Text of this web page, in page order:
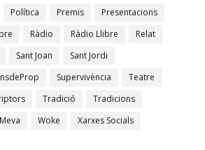
Política Premis
Presentacions
Ràdio Ràdio Llibre
Relat
Sant Joan
Sant Jordi
Supervivència
Teatre
Tradició
Tradicions
Woke
Xarxes Socials